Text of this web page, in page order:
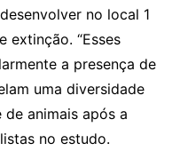
no local 1
extinção. “Esses
a presença de
uma diversidade
animais após a
no estudo.